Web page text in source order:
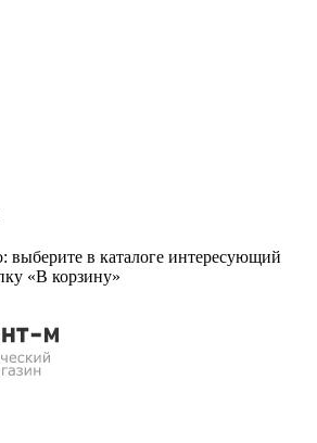
выберите в каталоге интересующий
«В корзину»